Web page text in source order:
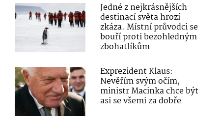
Jedné z nejkrásnějších
destinací světa hrozí
zkáza. Místní průvodci se
bouří proti bezohledným
zbohatlíkům
Exprezident Klaus:
Nevěřím svým očím,
ministr Macinka chce být
asi se všemi za dobře